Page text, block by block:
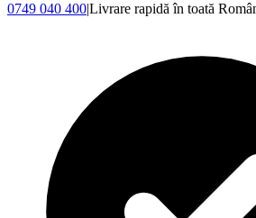
0749 040 400|Livrare rapidă în toată